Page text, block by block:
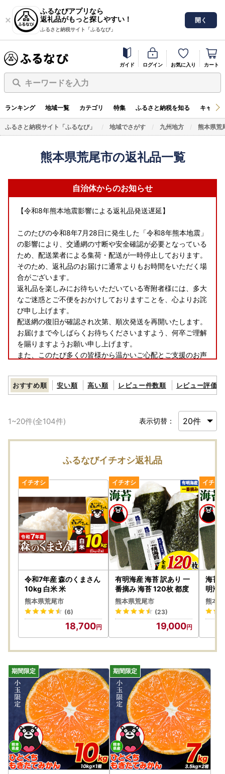
ふるなびアプリなら
返礼品がもっと探しやすい！
ふるさと納税サイト「ふるなび」
開く
ガイド ログイン お気に入り カート
キーワードを入力
ランキング 地域一覧 カテゴリ 特集 ふるさと納税を知る キャン
ふるさと納税サイト「ふるなび」 地域でさがす 九州地方 熊本県荒
熊本県荒尾市の返礼品一覧
自治体からのお知らせ
【令和8年熊本地震影響による返礼品発送遅延】
このたびの令和8年7月28日に発生した「令和8年熊本地震」
の影響により、交通網の寸断や安全確認が必要となっている
ため、配送業者による集荷・配送が一時停止しております。​
そのため、返礼品のお届けに通常よりもお時間をいただく場
合がございます。​
返礼品を楽しみにお待ちいただいている寄附者様には、多大
なご迷惑とご不便をおかけしておりますことを、心よりお詫
び申し上げます。​
配送網の復旧が確認され次第、順次発送を再開いたします。
お届けまで今しばらくお待ちくださいますよう、何卒ご理解
を賜りますようお願い申し上げます。​
また、このたび多くの皆様から温かいご心配とご支援のお声
8/11(火)および8/14(金)～8/16(日)のお盆期間につきまして
は、お電話およびメールでの納税・返礼品に関するお問い合
わせ対応はお休みとさせていただきます。
お盆期間にいただきましたお問い合わせにつきましては、8/
17(月)以降にて順次ご対応させていただきます。
【ご寄附受付は365日24時間承り中!】
おすすめ順 安い順 高い順 レビュー件数順 レビュー評価順
1~20件(全104件) 表示切替：
ふるなびイチオシ返礼品
令和7年産 森のくまさん
10kg 白米 米
熊本県荒尾市
(6)
18,700
有明海産 海苔 訳あり 一
番摘み 海苔 120枚 都度
熊本県荒尾市
(23)
19,000
海苔
明海
り×1
熊本